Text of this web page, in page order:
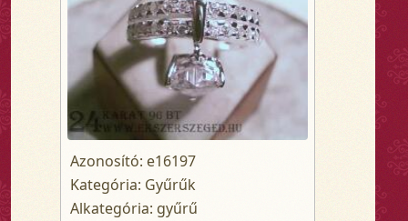
Azonosító: e16197
Kategória: Gyűrűk
Alkategória: gyűrű